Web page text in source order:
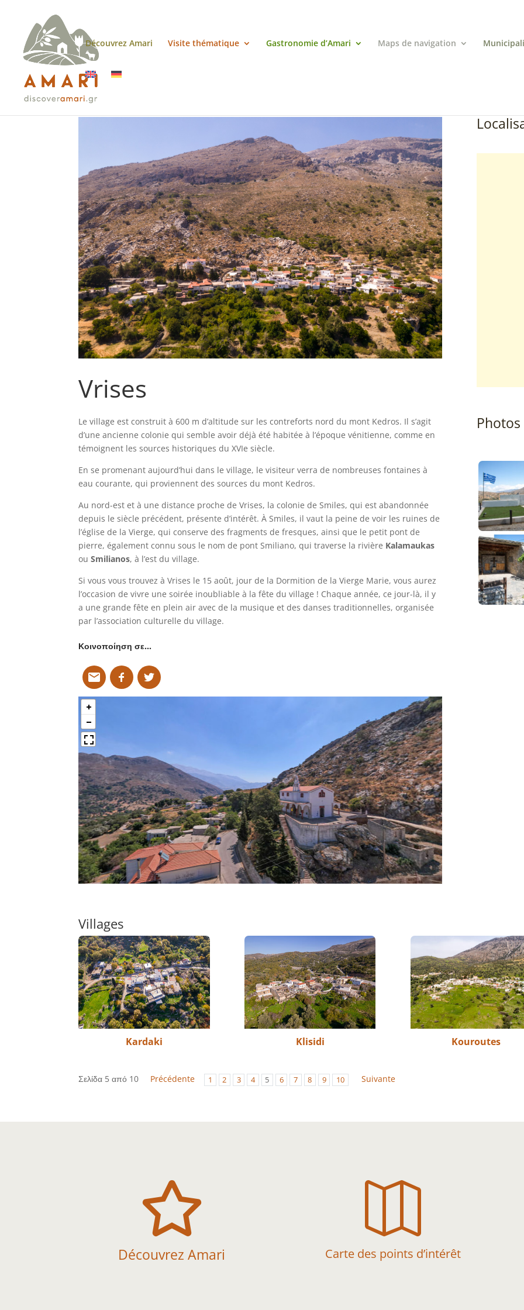
Découvrez Amari Visite thématique Gastronomie d’Amari Maps de navigation
Vrises
Le village est construit à 600 m d’altitude sur les contreforts nord du mont Kedros. Il s’agit
d’une ancienne colonie qui semble avoir déjà été habitée à l’époque vénitienne, comme en
témoignent les sources historiques du XVIe siècle.
En se promenant aujourd’hui dans le village, le visiteur verra de nombreuses fontaines à
eau courante, qui proviennent des sources du mont Kedros.
Au nord-est et à une distance proche de Vrises, la colonie de Smiles, qui est abandonnée
depuis le siècle précédent, présente d’intérêt. À Smiles, il vaut la peine de voir les ruines de
l’église de la Vierge, qui conserve des fragments de fresques, ainsi que le petit pont de
pierre, également connu sous le nom de pont Smiliano, qui traverse la rivière Kalamaukas
ou Smilianos, à l’est du village.
Si vous vous trouvez à Vrises le 15 août, jour de la Dormition de la Vierge Marie, vous aurez
l’occasion de vivre une soirée inoubliable à la fête du village ! Chaque année, ce jour-là, il y
a une grande fête en plein air avec de la musique et des danses traditionnelles, organisée
par l’association culturelle du village.
Κοινοποίηση σε…
Photos
Villages
Kardaki Klisidi Kouroutes
Σελίδα 5 από 10 Précédente 1 2 3 4 5 6 7 8 9 10 Suivante

Découvrez Amari

Carte des points d’intérêt